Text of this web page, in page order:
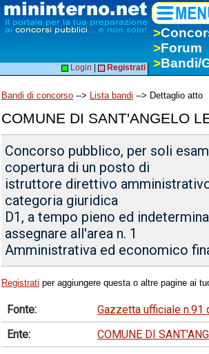
>
>Forum
>Bandi/
Login Registrati
Bandi di concorso --> Lista bandi --> Dettaglio atto
COMUNE DI SANT'ANGELO
Concorso pubblico, per soli
copertura di un posto di
istruttore direttivo
categoria giuridica
D1, a tempo pieno ed
assegnare all'area n. 1
Amministrativa ed economico
Registrati per aggiungere questa o altre pagine ai
Fonte:
Gazzetta ufficiale
Ente:
COMUNE DI